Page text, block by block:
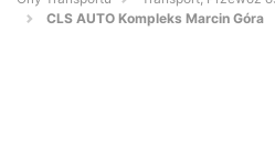
CLS AUTO Kompleks Marcin Góra